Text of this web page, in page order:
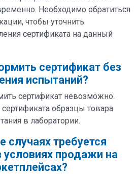
Необходимо обратиться
чтобы уточнить
сертификата на данный
сертификат без
испытаний?
сертификат невозможно.
образцы товара
в лаборатории.
случаях требуется
условиях продажи на